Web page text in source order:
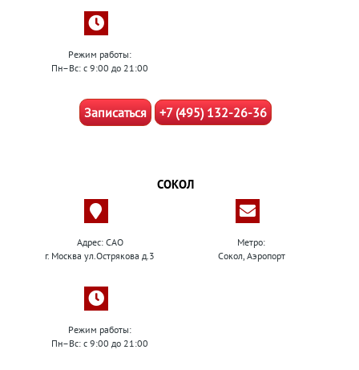
Режим работы:
Пн–Вс: с 9:00 до 21:00
Записаться +7 (495) 132-26-36
СОКОЛ
Адрес: САО
г. Москва ул.Острякова д.3
Метро:
Сокол, Аэропорт
Режим работы:
Пн–Вс: с 9:00 до 21:00